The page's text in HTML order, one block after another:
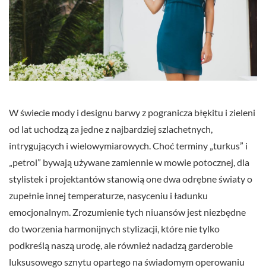
W świecie mody i designu barwy z pogranicza błękitu i zieleni
od lat uchodzą za jedne z najbardziej szlachetnych,
intrygujących i wielowymiarowych. Choć terminy „turkus” i
„petrol” bywają używane zamiennie w mowie potocznej, dla
stylistek i projektantów stanowią one dwa odrębne światy o
zupełnie innej temperaturze, nasyceniu i ładunku
emocjonalnym. Zrozumienie tych niuansów jest niezbędne
do tworzenia harmonijnych stylizacji, które nie tylko
podkreślą naszą urodę, ale również nadadzą garderobie
luksusowego sznytu opartego na świadomym operowaniu